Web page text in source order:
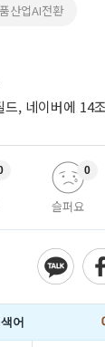
산업AI전환
드, 네이버에 14
슬퍼요
0